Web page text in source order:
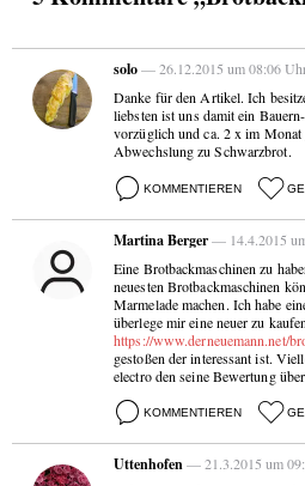
solo— 26.12.2015 um 08:06
Danke für den Artikel. Ich
liebsten ist uns damit ein
vorzüglich und ca. 2 x im Monat
Abwechslung zu Schwarzbrot.
KOMMENTIEREN
Martina Berger— 14.4.2015
Eine Brotbackmaschinen zu
neuesten Brotbackmaschinen
Marmelade machen. Ich habe
überlege mir eine neuer zu
https://www.derneuemann.net/
gestoßen der interessant ist.
electro den seine Bewertung
KOMMENTIEREN
Uttenhofen— 21.3.2015 um